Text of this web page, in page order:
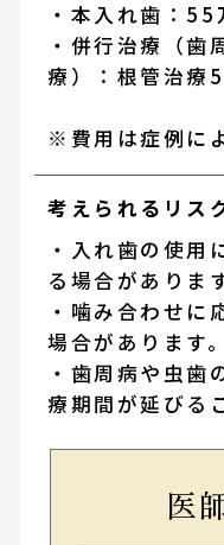
・本入れ歯：55
・併行治療（歯
療）：根管治
※費用は症例に
考えられるリス
・入れ歯の使用
る場合があります
・噛み合わせに
場合があります。
・歯周病や虫歯
療期間が延びる
医